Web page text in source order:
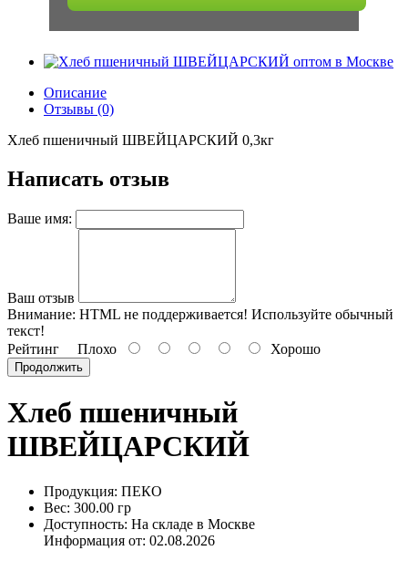
Описание
Отзывы (0)
Хлеб пшеничный ШВЕЙЦАРСКИЙ 0,3кг
Написать отзыв
Ваше имя:
Ваш отзыв
Внимание: HTML не поддерживается! Используйте обычный
текст!
Рейтинг Плохо Хорошо
Продолжить
Хлеб пшеничный
ШВЕЙЦАРСКИЙ
Продукция: ПЕКО
Вес: 300.00 гр
Доступность: На складе в Москве
Информация от: 02.08.2026